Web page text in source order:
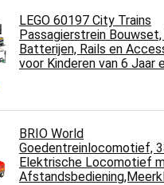
LEGO 60197 City Trains
Passagierstrein
Batterijen, Rails en
voor Kinderen van 6 Jaar
BRIO World
Goedentreinlocomotief,
Elektrische Locomotief